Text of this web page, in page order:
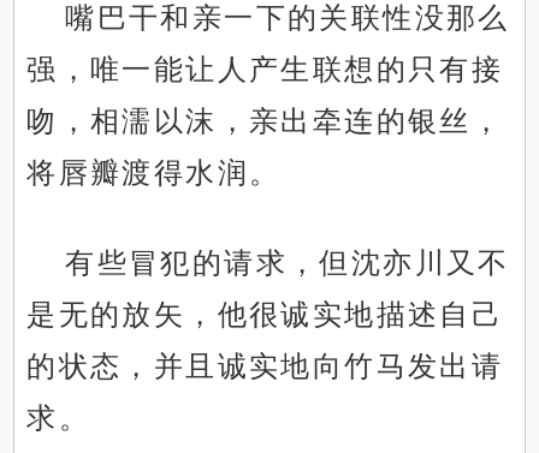
嘴巴干和亲一下的关联性没那么
强，唯一能让人产生联想的只有接
吻，相濡以沫，亲出牵连的银丝，
将唇瓣渡得水润。
有些冒犯的请求，但沈亦川又不
是无的放矢，他很诚实地描述自己
的状态，并且诚实地向竹马发出请
求。